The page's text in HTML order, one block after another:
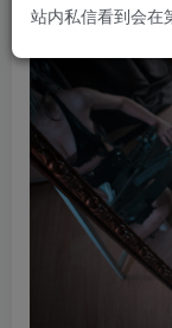
站内私信看到会在